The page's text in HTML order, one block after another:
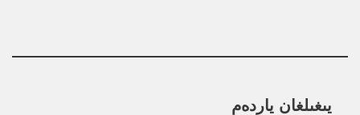
يىغىلغان ياردەم